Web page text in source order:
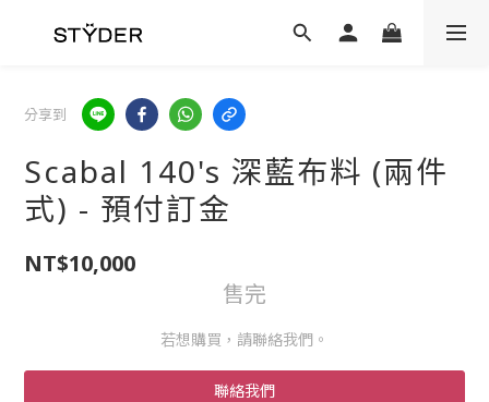
分享到
Scabal 140's 深藍布料 (兩件
式) - 預付訂金
NT$10,000
售完
若想購買，請聯絡我們。
聯絡我們